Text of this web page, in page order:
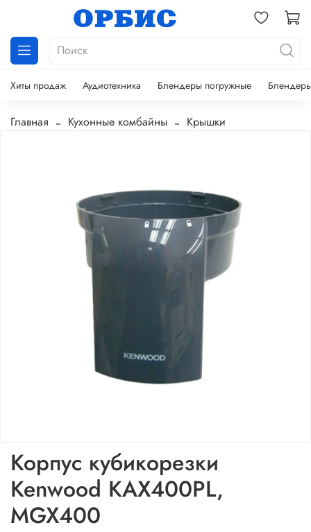
Хиты продаж Аудиотехника Блендеры погружные
Главная Кухонные комбайны Крышки
Корпус кубикорезки
Kenwood KAX400PL,
MGX400